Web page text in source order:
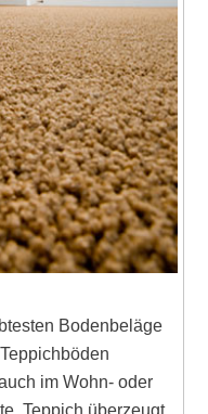
Bodenbeläge
im Wohn- oder
Teppich überzeugt